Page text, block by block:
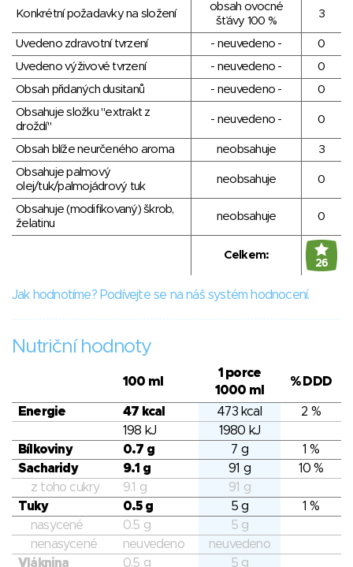
Konkrétní požadavky na složení
obsah ovocné
šťávy 100 %
3
Uvedeno zdravotní tvrzení - neuvedeno -
0
Uvedeno výživové tvrzení
- neuvedeno -
0
Obsah přidaných dusitanů
- neuvedeno -
0
Obsahuje složku "extrakt z
droždí"
- neuvedeno - 0
Obsah blíže neurčeného aroma neobsahuje
3
Obsahuje palmový
olej/tuk/palmojádrový tuk
neobsahuje 0
Obsahuje (modifikovaný) škrob,
želatinu
neobsahuje 0
Celkem:
26
Jak hodnotíme? Podívejte se na náš systém hodnocení.
Nutriční hodnoty
100 ml
1 porce
1000 ml
% DDD
Energie 47 kcal 473 kcal
2 %
198 kJ
1980 kJ
Bílkoviny
0.7 g 7 g
1 %
Sacharidy
9.1 g 91 g
10 %
z toho cukry
9.1 g
91 g
Tuky
0.5 g 5 g
1 %
nasycené
0.5 g
5 g
nenasycené
neuvedeno
neuvedeno
Vláknina
0.5 g
5 g